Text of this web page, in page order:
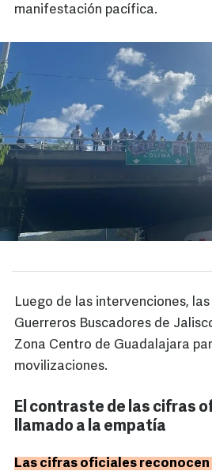
manifestación pacífica.
Luego de las intervenciones,
Guerreros Buscadores de
Zona Centro de Guadalajara
movilizaciones.
El contraste de las cifras
llamado a la empatía
Las cifras oficiales reconocen